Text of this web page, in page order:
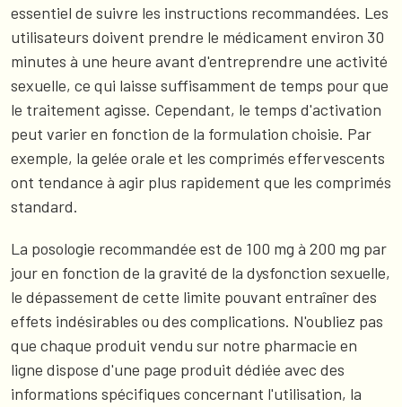
essentiel de suivre les instructions recommandées. Les
utilisateurs doivent prendre le médicament environ 30
minutes à une heure avant d'entreprendre une activité
sexuelle, ce qui laisse suffisamment de temps pour que
le traitement agisse. Cependant, le temps d'activation
peut varier en fonction de la formulation choisie. Par
exemple, la gelée orale et les comprimés effervescents
ont tendance à agir plus rapidement que les comprimés
standard.
La posologie recommandée est de 100 mg à 200 mg par
jour en fonction de la gravité de la dysfonction sexuelle,
le dépassement de cette limite pouvant entraîner des
effets indésirables ou des complications. N'oubliez pas
que chaque produit vendu sur notre pharmacie en
ligne dispose d'une page produit dédiée avec des
informations spécifiques concernant l'utilisation, la